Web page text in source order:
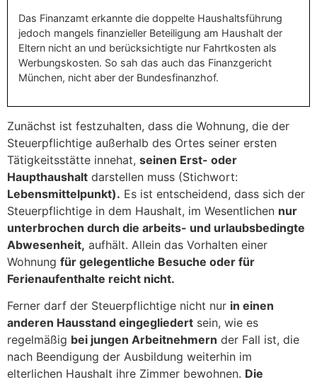
Das Finanzamt erkannte die doppelte Haushaltsführung
jedoch mangels finanzieller Beteiligung am Haushalt der
Eltern nicht an und berücksichtigte nur Fahrtkosten als
Werbungskosten. So sah das auch das Finanzgericht
München, nicht aber der Bundesfinanzhof.
Zunächst ist festzuhalten, dass die Wohnung, die der
Steuerpflichtige außerhalb des Ortes seiner ersten
Tätigkeitsstätte innehat, seinen Erst- oder
Haupthaushalt darstellen muss (Stichwort:
Lebensmittelpunkt). Es ist entscheidend, dass sich der
Steuerpflichtige in dem Haushalt, im Wesentlichen nur
unterbrochen durch die arbeits- und urlaubsbedingte
Abwesenheit, aufhält. Allein das Vorhalten einer
Wohnung für gelegentliche Besuche oder für
Ferienaufenthalte reicht nicht.
Ferner darf der Steuerpflichtige nicht nur in einen
anderen Hausstand eingegliedert sein, wie es
regelmäßig bei jungen Arbeitnehmern der Fall ist, die
nach Beendigung der Ausbildung weiterhin im
elterlichen Haushalt ihre Zimmer bewohnen. Die